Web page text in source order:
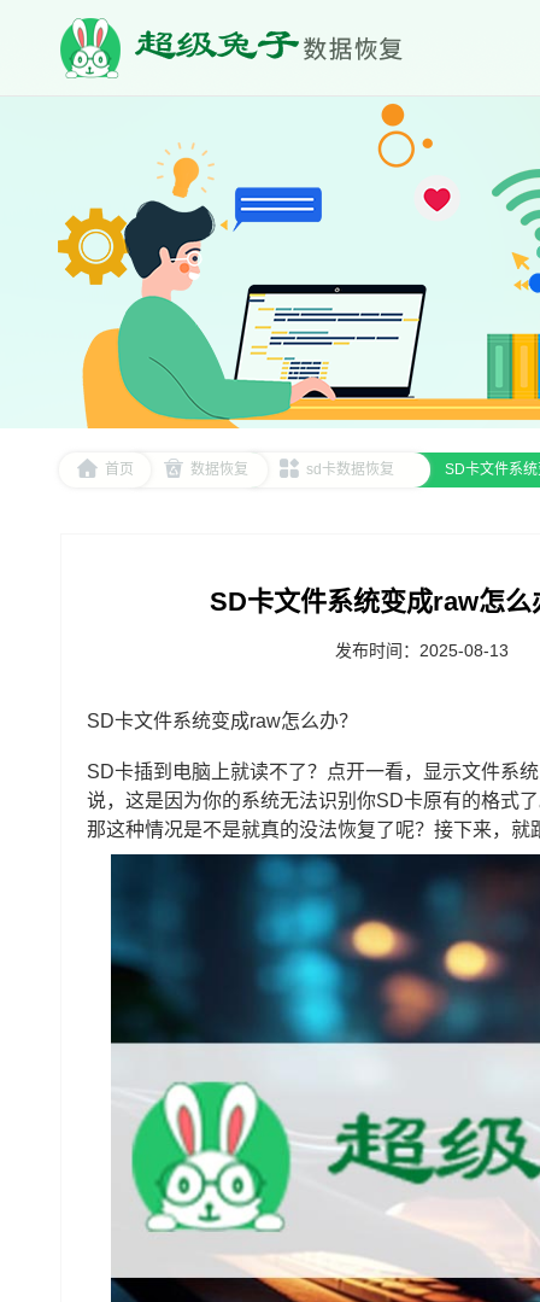
首页 数据恢复 sd卡数据恢复 SD卡文件系
SD卡文件系统变成raw怎
发布时间：2025-08-13
SD卡文件系统变成raw怎么办？
SD卡插到电脑上就读不了？点开一看，显示文件系
说，这是因为你的系统无法识别你SD卡原有的格式
那这种情况是不是就真的没法恢复了呢？接下来，